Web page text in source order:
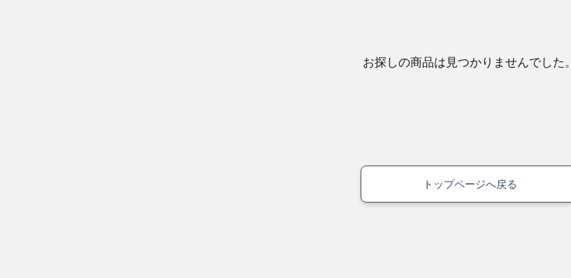
お探しの商品は見つかりませんでした。
トップページへ戻る